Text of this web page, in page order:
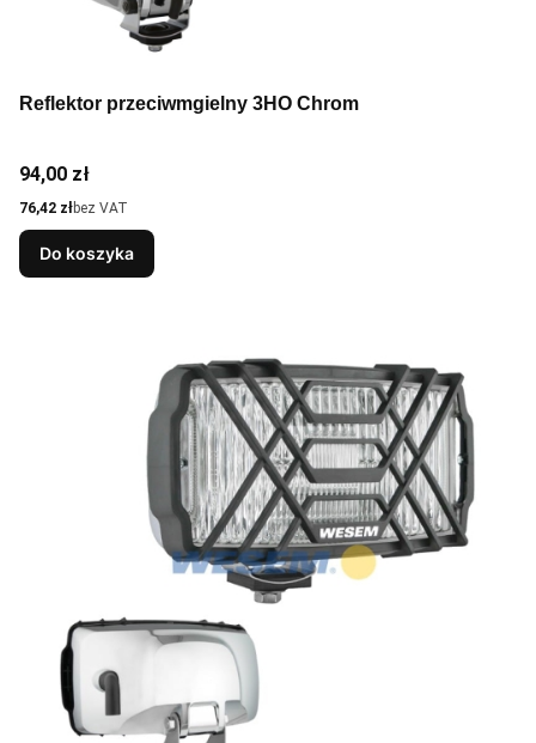
Reflektor przeciwmgielny 3HO Chrom
Cena
94,00 zł
Cena
76,42 złbez VAT
Do koszyka